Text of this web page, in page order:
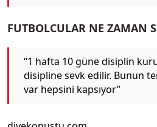
FUTBOLCULAR NE ZAMAN
“1 hafta 10 güne disiplin
disipline sevk edilir. Bunun
var hepsini kapsıyor”